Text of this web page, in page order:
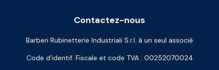
Contactez-nous
Barberi Rubinetterie Industriali S.r.l. à un seul associé
Code d’identif. Fiscale et code TVA : 00252070024